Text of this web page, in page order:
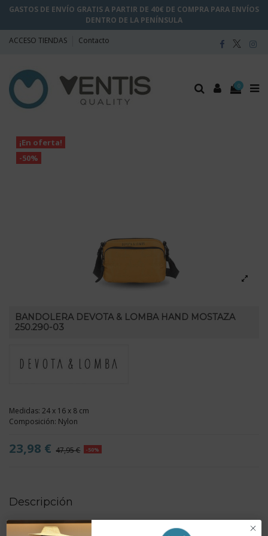
GASTOS DE ENVÍO GRATIS A PARTIR DE 40€ DE COMPRA PARA ENVÍOS
DENTRO DE LA PENÍNSULA
ACCESO TIENDAS Contacto
0
¡En oferta!
-50%
BANDOLERA DEVOTA & LOMBA HAND MOSTAZA
250.290-03
Medidas: 24 x 16 x 8 cm
Composición: Nylon
23,98 € 47,95 € -50%
Descripción
- Triple compartimento